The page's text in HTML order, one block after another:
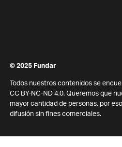
© 2025 Fundar
Todos nuestros contenidos se
CC BY-NC-ND 4.0. Queremos que
mayor cantidad de personas, por
difusión sin fines comerciales.